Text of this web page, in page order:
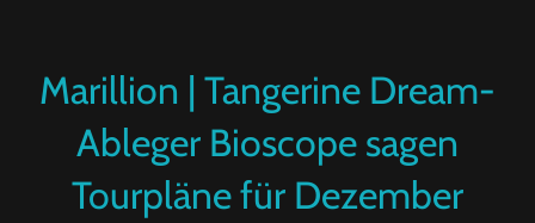
Marillion | Tangerine Dream-
Ableger Bioscope sagen
Tourpläne für Dezember